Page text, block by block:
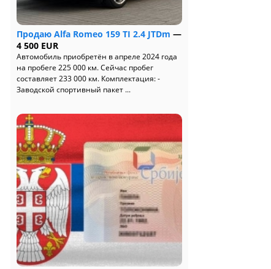
Продаю Alfa Romeo 159 TI 2.4 JTDm —
4 500 EUR
Автомобиль приобретён в апреле 2024 года
на пробеге 225 000 км. Сейчас пробег
составляет 233 000 км. Комплектация: -
Заводской спортивный пакет ...